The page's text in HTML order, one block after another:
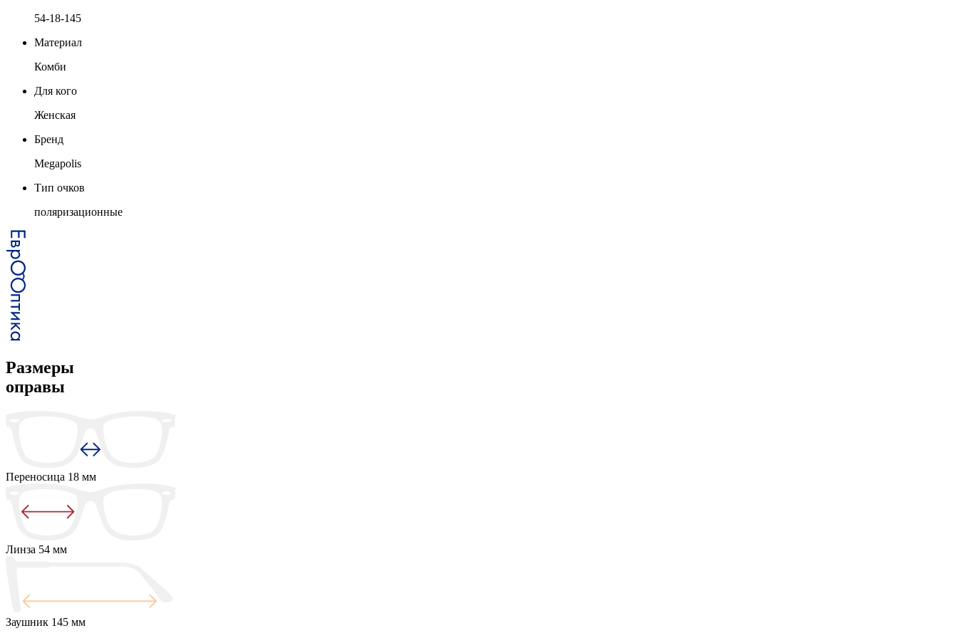
54-18-145
Материал
Комби
Для кого
Женская
Бренд
Megapolis
Тип очков
поляризационные
Размеры
оправы
Переносица 18 мм
Линза 54 мм
Заушник 145 мм